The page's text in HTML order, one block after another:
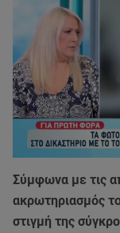
Σύμφωνα με τις
ακρωτηριασμός
στιγμή της